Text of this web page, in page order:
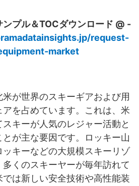
ンプル＆TOCダウンロード @ -
request-
market
が世界のスキーギアおよび用
を占めています。これは、米
キーが人気のレジャー活動と
とが主な要因です。ロッキー山
キーなどの大規模スキーリゾ
くのスキーヤーが毎年訪れて
は新しい安全技術や高性能装